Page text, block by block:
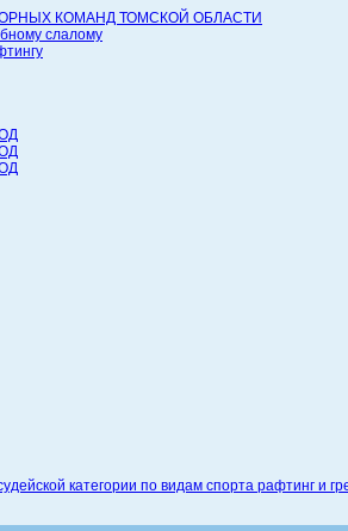
КОМАНД ТОМСКОЙ ОБЛАСТИ
слалому
категории по видам спорта рафтинг и